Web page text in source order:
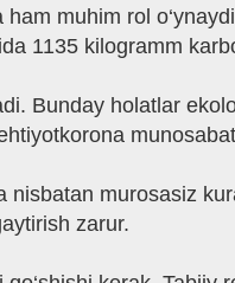
muhim rol
1135 kilogramm
Bunday holatlar
murosasiz
zarur.